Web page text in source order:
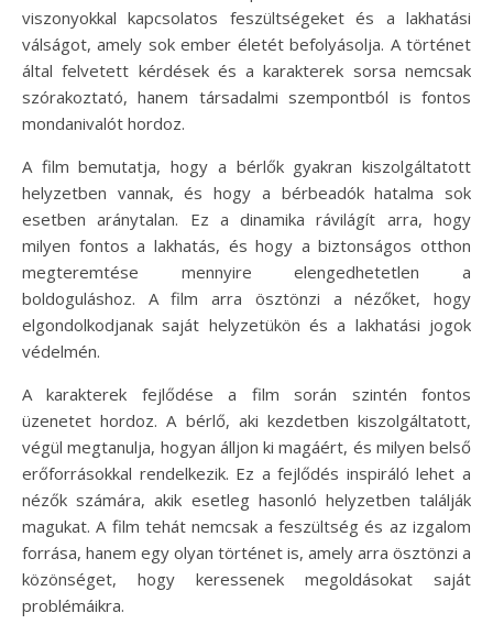
viszonyokkal kapcsolatos feszültségeket és a lakhatási
válságot, amely sok ember életét befolyásolja. A történet
által felvetett kérdések és a karakterek sorsa nemcsak
szórakoztató, hanem társadalmi szempontból is fontos
mondanivalót hordoz.
A film bemutatja, hogy a bérlők gyakran kiszolgáltatott
helyzetben vannak, és hogy a bérbeadók hatalma sok
esetben aránytalan. Ez a dinamika rávilágít arra, hogy
milyen fontos a lakhatás, és hogy a biztonságos otthon
megteremtése mennyire elengedhetetlen a
boldoguláshoz. A film arra ösztönzi a nézőket, hogy
elgondolkodjanak saját helyzetükön és a lakhatási jogok
védelmén.
A karakterek fejlődése a film során szintén fontos
üzenetet hordoz. A bérlő, aki kezdetben kiszolgáltatott,
végül megtanulja, hogyan álljon ki magáért, és milyen belső
erőforrásokkal rendelkezik. Ez a fejlődés inspiráló lehet a
nézők számára, akik esetleg hasonló helyzetben találják
magukat. A film tehát nemcsak a feszültség és az izgalom
forrása, hanem egy olyan történet is, amely arra ösztönzi a
közönséget, hogy keressenek megoldásokat saját
problémáikra.